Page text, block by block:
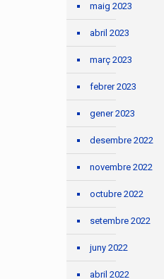
maig 2023
abril 2023
març 2023
febrer 2023
gener 2023
desembre 2022
novembre 2022
octubre 2022
setembre 2022
juny 2022
abril 2022